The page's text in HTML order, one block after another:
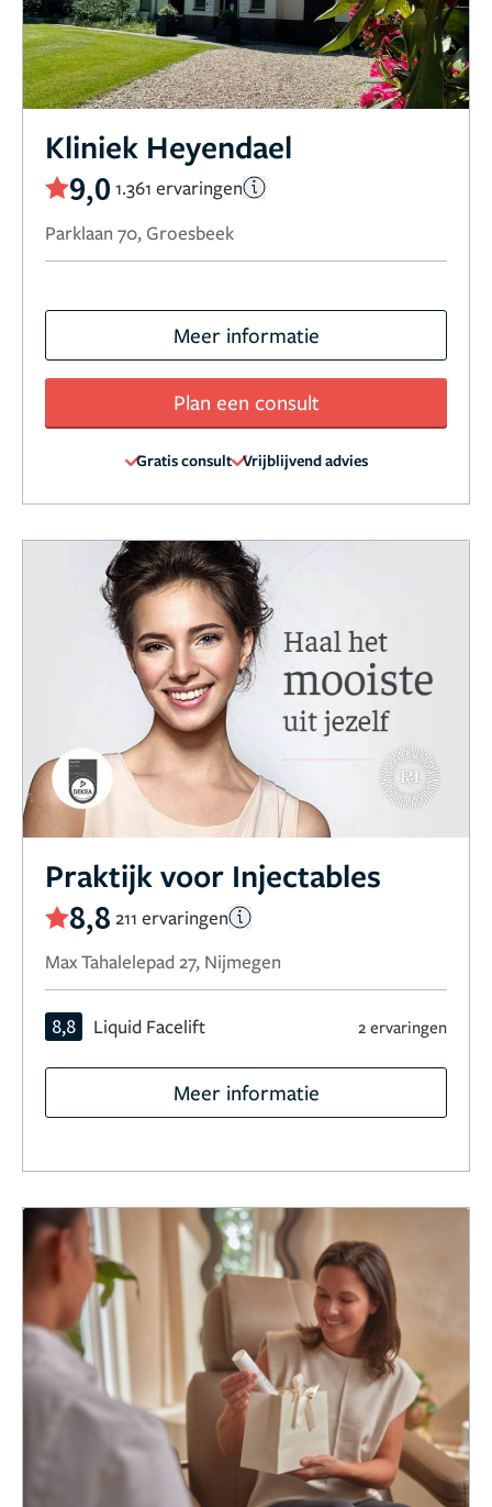
Kliniek Heyendael
9,0 1.361 ervaringen
Parklaan 70, Groesbeek
Meer informatie
Plan een consult
Gratis consult Vrijblijvend advies
Praktijk voor Injectables
8,8 211 ervaringen
Max Tahalelepad 27, Nijmegen
8,8 Liquid Facelift 2 ervaringen
Meer informatie